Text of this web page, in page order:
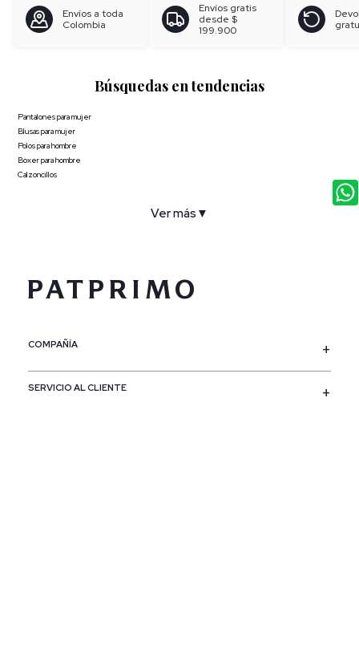
Envíos a toda
Colombia
Envíos gratis
desde $
199.900
Búsquedas en tendencias
Pantalones para mujer
Blusas para mujer
Polos para hombre
Boxer para hombre
Calzoncillos
Ver más ▼
COMPAÑÍA
SERVICIO AL CLIENTE